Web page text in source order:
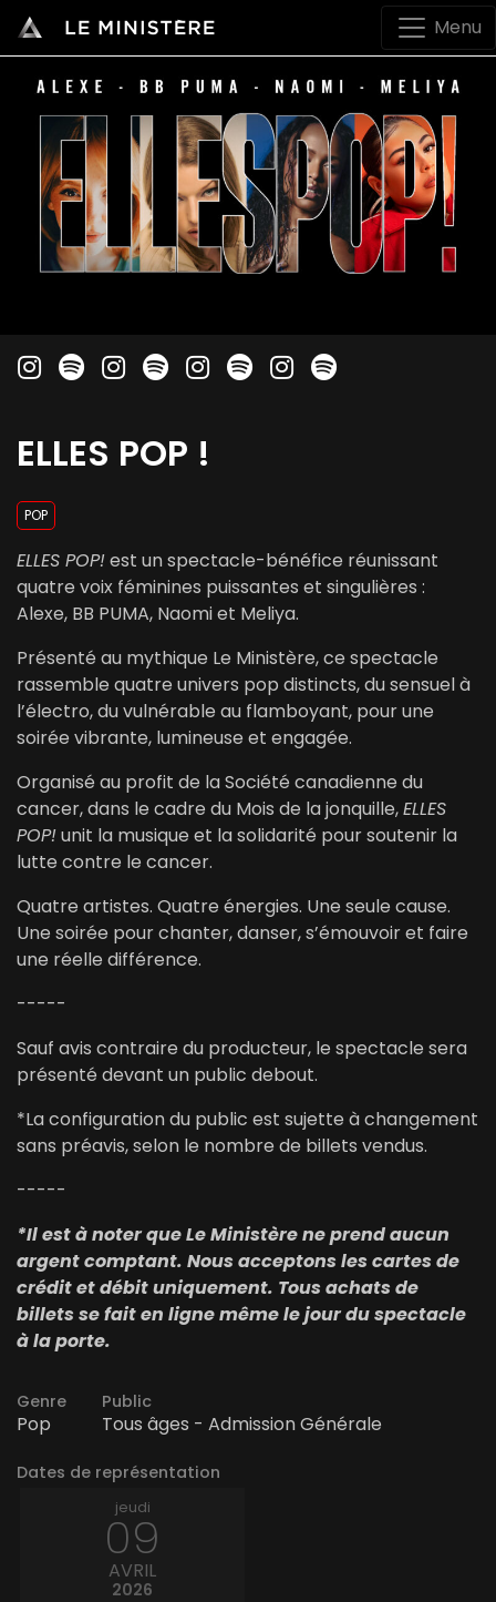
Menu
ELLES POP !
POP
ELLES POP!est un spectacle-bénéfice réunissant
quatre voix féminines puissantes et singulières :
Alexe, BB PUMA, Naomi et Meliya.
Présenté au mythique Le Ministère, ce spectacle
rassemble quatre univers pop distincts, du sensuel à
l’électro, du vulnérable au flamboyant, pour une
soirée vibrante, lumineuse et engagée.
Organisé au profit de la Société canadienne du
cancer, dans le cadre du Mois de la jonquille,ELLES
POP!unit la musique et la solidarité pour soutenir la
lutte contre le cancer.
Quatre artistes. Quatre énergies. Une seule cause.
Une soirée pour chanter, danser, s’émouvoir et faire
une réelle différence.
-----
Sauf avis contraire du producteur, le spectacle sera
présenté devant un public debout.
*La configuration du public est sujette à changement
sans préavis, selon le nombre de billets vendus.
-----
*Il est à noter que Le Ministère ne prend aucun
argent comptant. Nous acceptons les cartes de
crédit et débit uniquement. Tous achats de
billets se fait en ligne même le jour du spectacle
à la porte.
Genre
Pop
Public
Tous âges - Admission Générale
Dates de représentation
jeudi
09
AVRIL
2026